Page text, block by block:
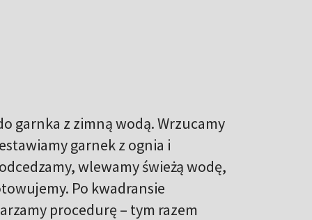
garnka z zimną wodą. Wrzucamy
garnek z ognia i
wlewamy świeżą wodę,
Po kwadransie
procedurę – tym razem